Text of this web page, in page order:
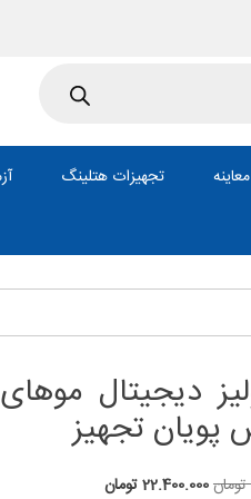
تجهیزات هتلینگ
دیجیتال
پویان تجهیز
تومانقیمت
22.400.000تومانقیمت